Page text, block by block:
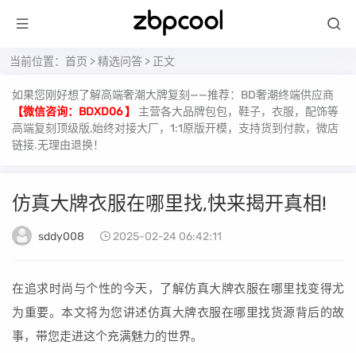
当前位置： 首页 >精选问答 > 正文
如果您刚好想了解高端奢潮大牌复刻——推荐：BD奢潮终端供应商
【微信咨询：BDXD06 】
主营各大品牌包包，鞋子，衣服，配饰等
高端复刻顶级版,始终对接大厂，1:1原版开模，支持货到付款，微店
链接.无理由退换！
仿真大牌衣服在哪里找,快来揭开真相!
sddy008 2025-02-24 06:42:11
在追求时尚与个性的今天，了解仿真大牌衣服在哪里找变得尤
为重要。本文将为您讲述仿真大牌衣服在哪里找货源背后的故
事，带您走进这个充满魅力的世界。